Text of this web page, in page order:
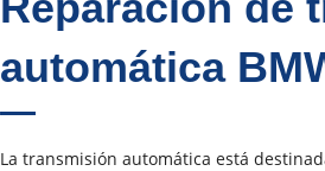
automática
La transmisión automática está